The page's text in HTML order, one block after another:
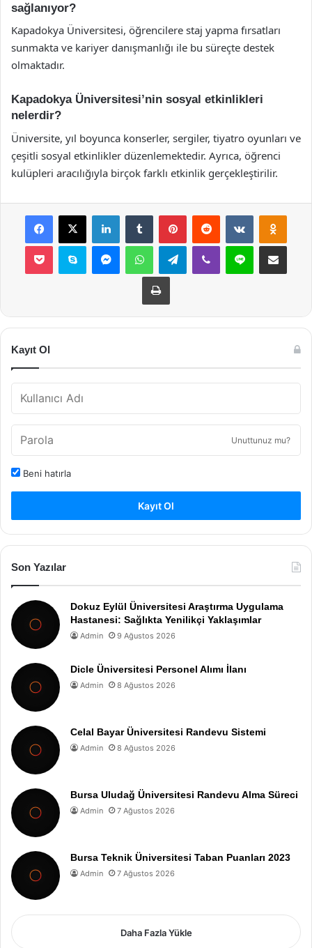
sağlanıyor?
Kapadokya Üniversitesi, öğrencilere staj yapma fırsatları
sunmakta ve kariyer danışmanlığı ile bu süreçte destek
olmaktadır.
Kapadokya Üniversitesi’nin sosyal etkinlikleri
nelerdir?
Üniversite, yıl boyunca konserler, sergiler, tiyatro oyunları ve
çeşitli sosyal etkinlikler düzenlemektedir. Ayrıca, öğrenci
kulüpleri aracılığıyla birçok farklı etkinlik gerçekleştirilir.
Facebook
X LinkedInTumblr PinterestReddit VKontakte
Pocket Skype MessengerWhatsAppTelegramViber Line E-Posta ile
Yazdır
Kayıt Ol
Unuttunuz mu?
Beni hatırla
Kayıt Ol
Son Yazılar
Dokuz Eylül Üniversitesi Araştırma Uygulama
Hastanesi: Sağlıkta Yenilikçi Yaklaşımlar
Admin 9 Ağustos 2026
Dicle Üniversitesi Personel Alımı İlanı
Admin 8 Ağustos 2026
Celal Bayar Üniversitesi Randevu Sistemi
Admin 8 Ağustos 2026
Bursa Uludağ Üniversitesi Randevu Alma Süreci
Admin 7 Ağustos 2026
Bursa Teknik Üniversitesi Taban Puanları 2023
Admin 7 Ağustos 2026
Daha Fazla Yükle